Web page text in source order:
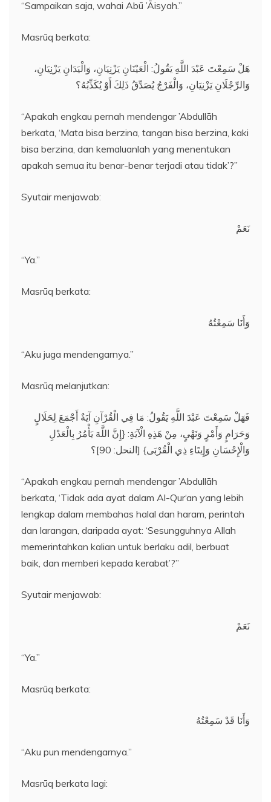
“Sampaikan saja, wahai Abū ’Āisyah.”
Masrūq berkata:
هَلْ سَمِعْتَ عَبْدَ اللَّهِ يَقُولُ: الْعَيْنَانِ يَزْنِيَانِ، وَالْيَدَانِ يَزْنِيَانِ،
وَالرِّجْلَانِ يَزْنِيَانِ، وَالْفَرْجُ يُصَدِّقُ ذَلِكَ أَوْ يُكَذِّبُهُ؟
“Apakah engkau pernah mendengar ’Abdullāh
berkata, ‘Mata bisa berzina, tangan bisa berzina, kaki
bisa berzina, dan kemaluanlah yang menentukan
apakah semua itu benar-benar terjadi atau tidak’?”
Syutair menjawab:
نَعَمْ
“Ya.”
Masrūq berkata:
وَأَنَا سَمِعْتُهُ
“Aku juga mendengarnya.”
Masrūq melanjutkan:
فَهَلْ سَمِعْتَ عَبْدَ اللَّهِ يَقُولُ: مَا فِي الْقُرْآنِ آيَةٌ أَجْمَعَ لِحَلَالٍ
وَحَرَامٍ وَأَمْرٍ وَنَهْيٍ، مِنْ هَذِهِ الْآيَةِ: {إِنَّ اللَّهَ يَأْمُرُ بِالْعَدْلِ
وَالْإِحْسَانِ وَإِيتَاءِ ذِي الْقُرْبَى} [النحل: 90]؟
“Apakah engkau pernah mendengar ’Abdullāh
berkata, ‘Tidak ada ayat dalam Al-Qur‘an yang lebih
lengkap dalam membahas halal dan haram, perintah
dan larangan, daripada ayat: ‘Sesungguhnya Allah
memerintahkan kalian untuk berlaku adil, berbuat
baik, dan memberi kepada kerabat’?”
Syutair menjawab:
نَعَمْ
“Ya.”
Masrūq berkata:
وَأَنَا قَدْ سَمِعْتُهُ
“Aku pun mendengarnya.”
Masrūq berkata lagi: